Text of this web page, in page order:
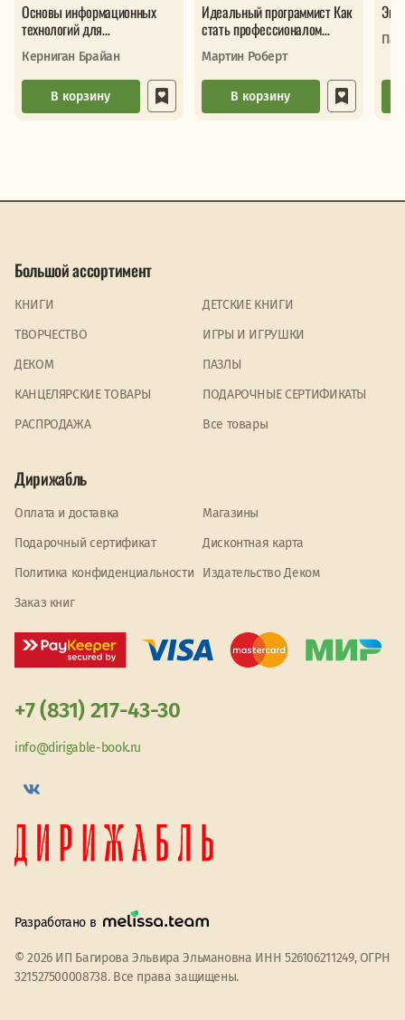
Основы информационных
технологий для
неспециалистов Что
происходит внутри машин
Керниган Брайан
В корзину
Идеальный программист Как
стать профессионалом
разработки ПО
Мартин Роберт
В корзину
Большой ассортимент
КНИГИ
ДЕТСКИЕ КНИГИ
ТВОРЧЕСТВО
ИГРЫ И ИГРУШКИ
ДЕКОМ
ПАЗЛЫ
КАНЦЕЛЯРСКИЕ ТОВАРЫ
ПОДАРОЧНЫЕ СЕРТИФИКАТЫ
PАСПРОДАЖА
Все товары
Дирижабль
Оплата и доставка
Магазины
Подарочный сертификат
Дисконтная карта
Политика конфиденциальности
Издательство Деком
Заказ книг
+7 (831) 217-43-30
info@dirigable-book.ru
Разработано в
© 2026 ИП Багирова Эльвира Эльмановна ИНН 526106211249, ОГРН
321527500008738. Все права защищены.